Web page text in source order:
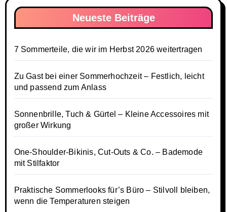
Neueste Beiträge
7 Sommerteile, die wir im Herbst 2026 weitertragen
Zu Gast bei einer Sommerhochzeit – Festlich, leicht
und passend zum Anlass
Sonnenbrille, Tuch & Gürtel – Kleine Accessoires mit
großer Wirkung
One-Shoulder-Bikinis, Cut-Outs & Co. – Bademode
mit Stilfaktor
Praktische Sommerlooks für’s Büro – Stilvoll bleiben,
wenn die Temperaturen steigen